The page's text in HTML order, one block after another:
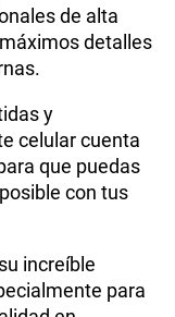
No
512 GB
8+8
de alta
detalles
y
celular cuenta
que puedas
con tus
increíble
para